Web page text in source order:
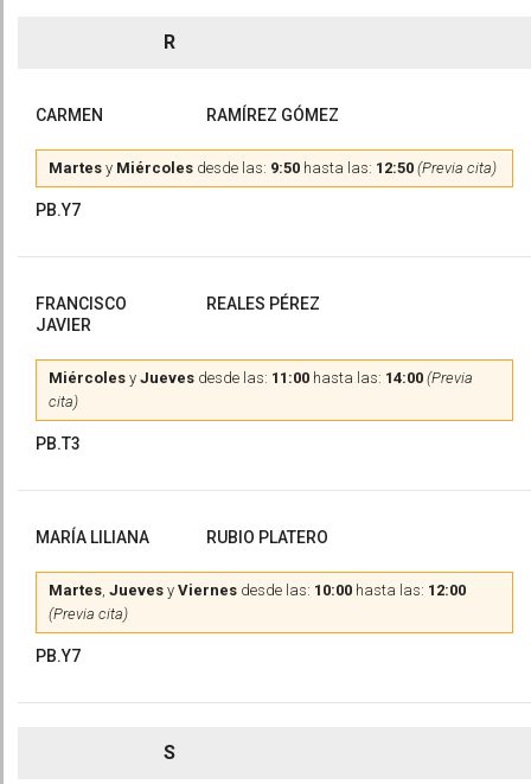
R
CARMEN RAMÍREZ GÓMEZ
Martes y Miércoles desde las: 9:50 hasta las: 12:50 (Previa cita)
PB.Y7
FRANCISCO
JAVIER
REALES PÉREZ
Miércoles y Jueves desde las: 11:00 hasta las: 14:00 (Previa
cita)
PB.T3
MARÍA LILIANA RUBIO PLATERO
Martes, Jueves y Viernes desde las: 10:00 hasta las: 12:00
(Previa cita)
PB.Y7
S